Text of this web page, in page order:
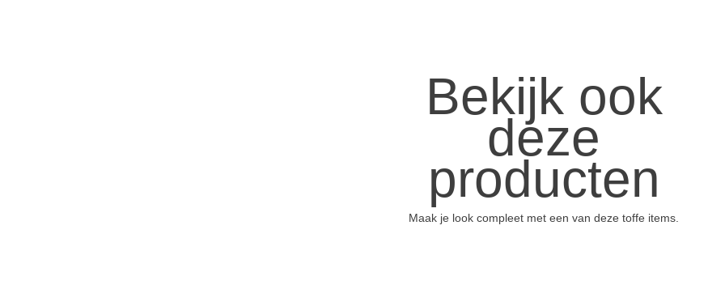
Bekijk ook
deze
producten
Maak je look compleet met een van deze toffe items.